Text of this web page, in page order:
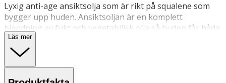
Lyxig anti-age ansiktsolja som är rikt på squalene som
bygger upp huden. Ansiktsoljan är en komplett
blandning av fukt och vegetabilisk olja så huden får båda
viktiga delarna på samma gång. Motverkar fina linjer,
rynkor och förbättrar hudens elasticitet och fyllighet.
innehåller amarantfröolja och arktiskt tranbärsextrakt
Läs mer